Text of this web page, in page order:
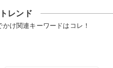
レンド
け関連キーワードはコレ！